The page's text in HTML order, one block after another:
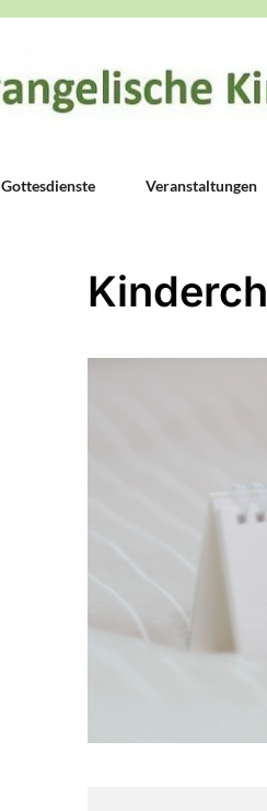
Gottesdienste Veranstaltungen